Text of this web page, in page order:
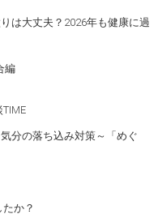
は大丈夫？2026年も健康に過
編
分の落ち込み対策～「めぐ
か？